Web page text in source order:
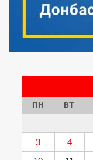
ПН ВТ
3
4